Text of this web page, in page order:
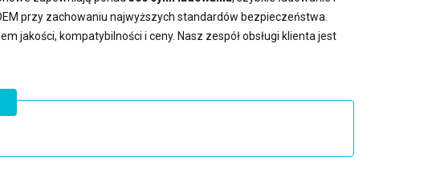
przy zachowaniu najwyższych standardów bezpieczeństwa.
jakości, kompatybilności i ceny. Nasz zespół obsługi klienta jest